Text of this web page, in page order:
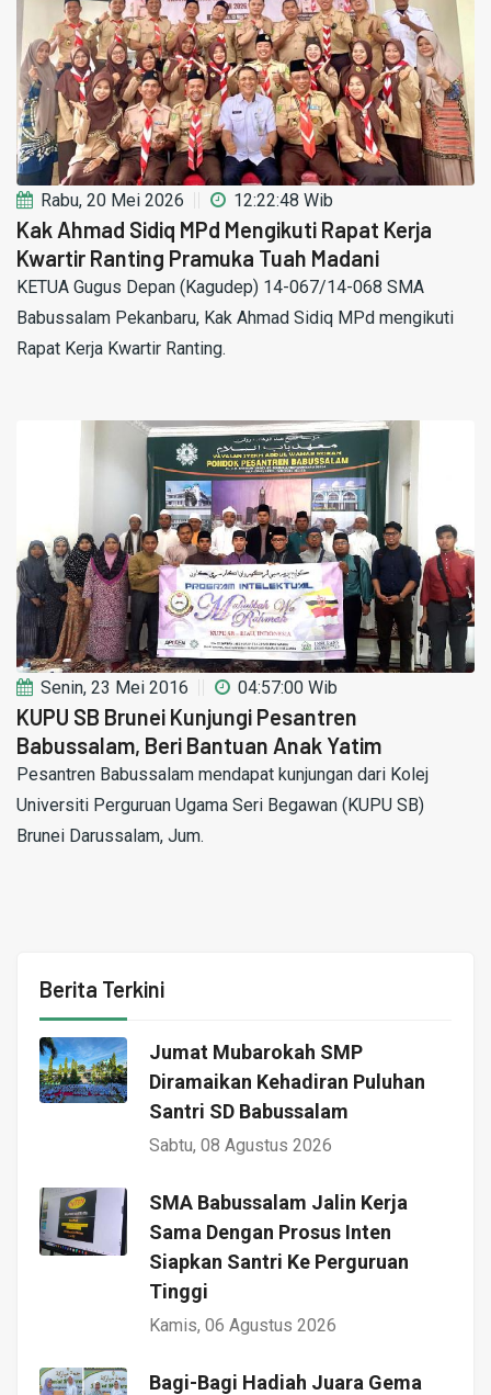
Rabu, 20 Mei 2026 12:22:48 Wib
Kak Ahmad Sidiq MPd Mengikuti Rapat Kerja
Kwartir Ranting Pramuka Tuah Madani
KETUA Gugus Depan (Kagudep) 14-067/14-068 SMA
Babussalam Pekanbaru, Kak Ahmad Sidiq MPd mengikuti
Rapat Kerja Kwartir Ranting.
Senin, 23 Mei 2016 04:57:00 Wib
KUPU SB Brunei Kunjungi Pesantren
Babussalam, Beri Bantuan Anak Yatim
Pesantren Babussalam mendapat kunjungan dari Kolej
Universiti Perguruan Ugama Seri Begawan (KUPU SB)
Brunei Darussalam, Jum.
Berita Terkini
Jumat Mubarokah SMP
Diramaikan Kehadiran Puluhan
Santri SD Babussalam
Sabtu, 08 Agustus 2026
SMA Babussalam Jalin Kerja
Sama Dengan Prosus Inten
Siapkan Santri Ke Perguruan
Tinggi
Kamis, 06 Agustus 2026
Bagi-Bagi Hadiah Juara Gema